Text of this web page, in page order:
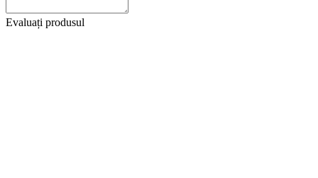
Evaluați produsul